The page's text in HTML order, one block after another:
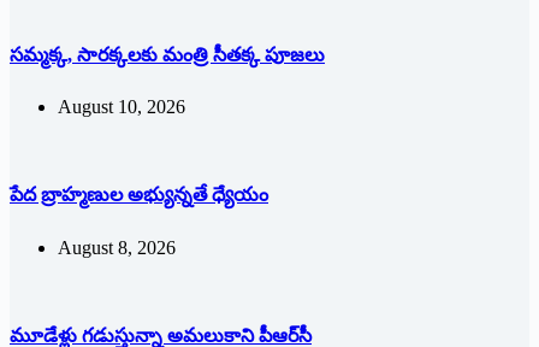
సమ్మక్క, సారక్కలకు మంత్రి సీతక్క పూజలు
August 10, 2026
పేద బ్రాహ్మణుల అభ్యున్నతే ధ్యేయం
August 8, 2026
మూడేళ్లు గ‌డుస్తున్నా అమ‌లుకాని పీఆర్‌సీ